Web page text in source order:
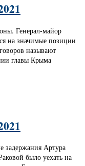
Генерал-майор
на значимые позиции
называют
главы Крыма
задержания Артура
было уехать на